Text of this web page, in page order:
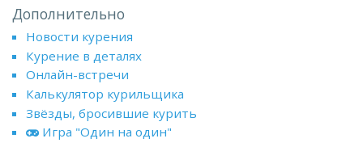
Дополнительно
Новости курения
Курение в деталях
Онлайн-встречи
Калькулятор курильщика
Звёзды, бросившие курить
Игра "Один на один"